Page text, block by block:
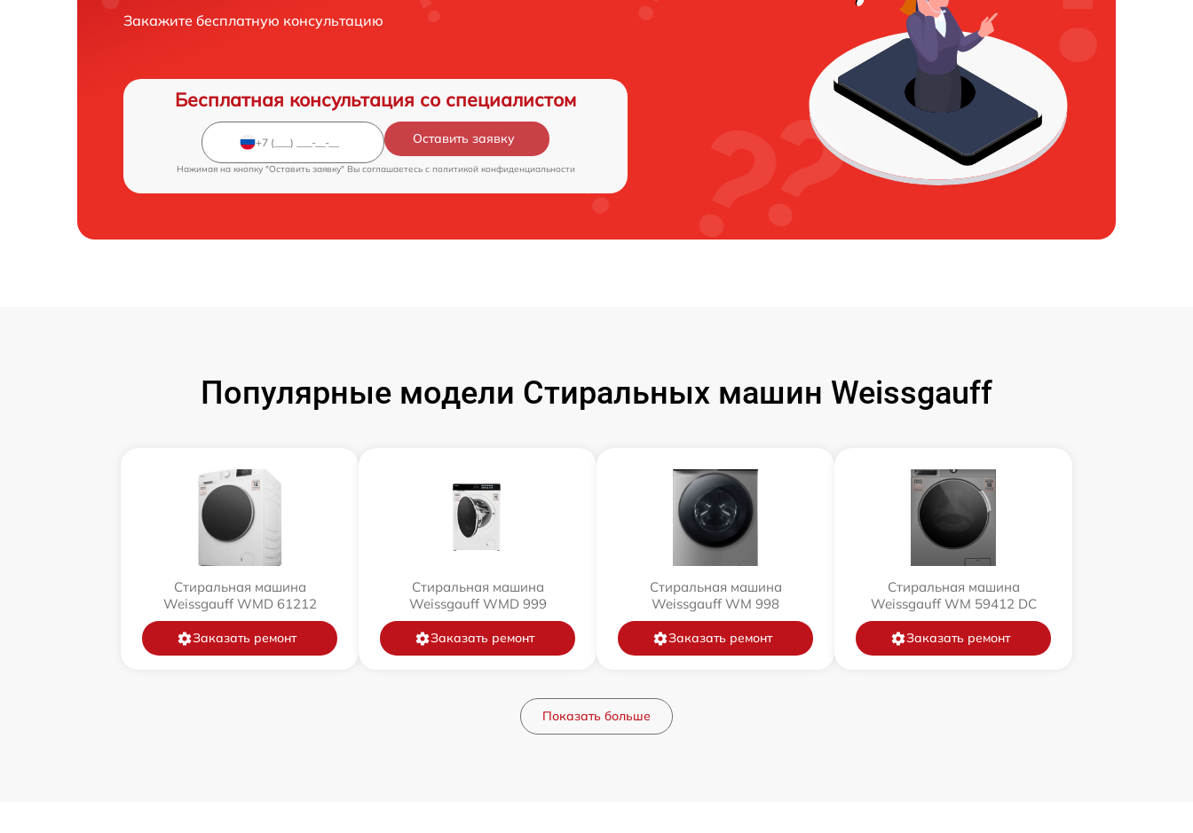
Закажите бесплатную консультацию
Бесплатная консультация со специалистом
Оставить заявку
Нажимая на кнопку "Оставить заявку" Вы соглашаетесь c политикой конфиденциальности
Популярные модели Стиральных машин Weissgauff
Стиральная машина
Weissgauff WMD 61212
Заказать ремонт
Стиральная машина
Weissgauff WMD 999
Заказать ремонт
Стиральная машина
Weissgauff WM 998
Заказать ремонт
Стиральная машина
Weissgauff WM 59412 DC
Заказать ремонт
Показать больше